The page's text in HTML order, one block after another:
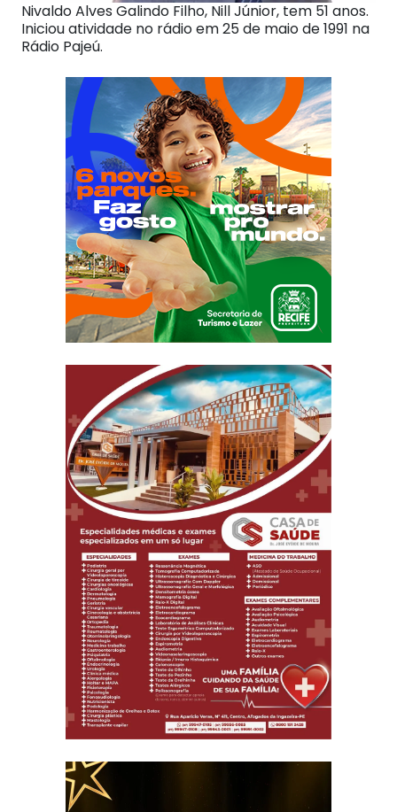
Nivaldo Alves Galindo Filho, Nill Júnior, tem 51 anos.
Iniciou atividade no rádio em 25 de maio de 1991 na
Rádio Pajeú.